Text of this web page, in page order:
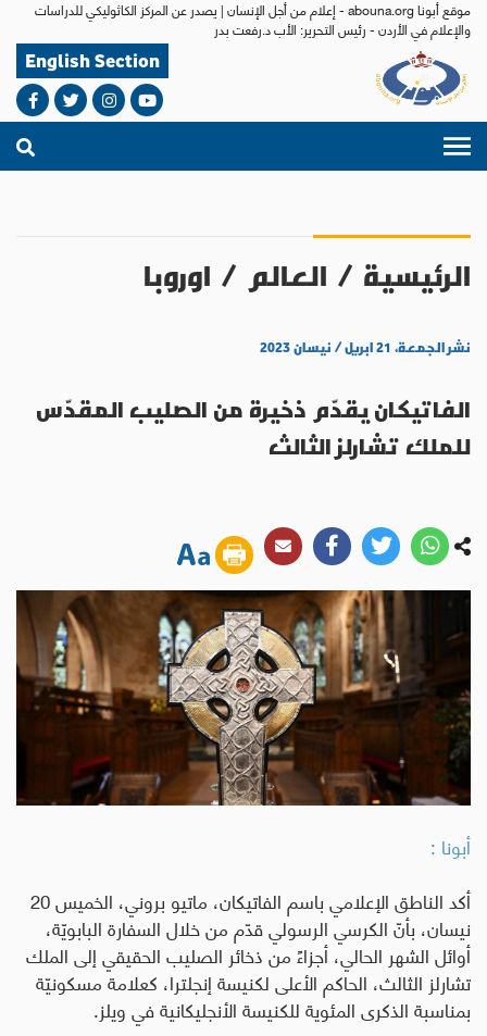
موقع أبونا abouna.org - إعلام من أجل الإنسان | يصدر عن المركز الكاثوليكي للدراسات
والإعلام في الأردن - رئيس التحرير: الأب د.رفعت بدر
English Section
الرئيسية / العالم / اوروبا
نشر الجمعة، ٢١ ابريل / نيسان ٢٠٢٣
الفاتيكان يقدّم ذخيرة من الصليب المقدّس
للملك تشارلز الثالث
أبونا :
أكد الناطق الإعلامي باسم الفاتيكان، ماتيو بروني، الخميس 20
نيسان، بأنّ الكرسي الرسولي قدّم من خلال السفارة البابويّة،
أوائل الشهر الحالي، أجزاءً من ذخائر الصليب الحقيقي إلى الملك
تشارلز الثالث، الحاكم الأعلى لكنيسة إنجلترا، كعلامة مسكونيّة
بمناسبة الذكرى المئوية للكنيسة الأنجليكانية في ويلز.